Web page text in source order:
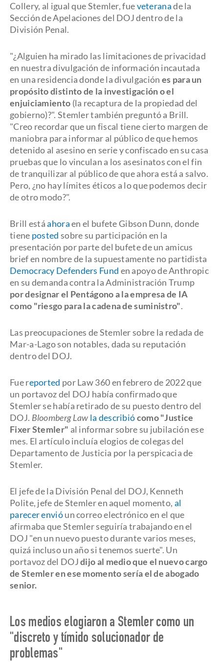
Collery, al igual que Stemler, fueveteranade la
Sección de Apelaciones del DOJ dentro de la
División Penal.
"¿Alguien ha mirado las limitaciones de privacidad
en nuestra divulgación de información incautada
en una residencia donde la divulgación es para un
propósito distinto de la investigación o el
enjuiciamiento (la recaptura de la propiedad del
gobierno)?". Stemler también preguntó a Brill.
"Creo recordar que un fiscal tiene cierto margen de
maniobra para informar al público de que hemos
detenido al asesino en serie y confiscado en su casa
pruebas que lo vinculan a los asesinatos con el fin
de tranquilizar al público de que ahora está a salvo.
Pero, ¿no hay límites éticos a lo que podemos decir
de otro modo?".
Brill estáahoraen el bufete Gibson Dunn, donde
tiene posted sobre su participación en la
presentación por parte del bufete de un amicus
brief en nombre de la supuestamente no partidista
Democracy Defenders Fund en apoyo de Anthropic
en su demanda contra la Administración Trump
por designar el Pentágono a la empresa de IA
como "riesgo para la cadena de suministro".
Las preocupaciones de Stemler sobre la redada de
Mar-a-Lago son notables, dada su reputación
dentro del DOJ.
Fue reported por Law 360 en febrero de 2022 que
un portavoz del DOJ había confirmado que
Stemler se había retirado de su puesto dentro del
DOJ. Bloomberg Law la describiócomo "Justice
Fixer Stemler" al informar sobre su jubilación ese
mes. El artículo incluía elogios de colegas del
Departamento de Justicia por la perspicacia de
Stemler.
El jefe de la División Penal del DOJ, Kenneth
Polite, jefe de Stemler en aquel momento, al
parecer envióun correo electrónico en el que
afirmaba que Stemler seguiría trabajando en el
DOJ "en un nuevo puesto durante varios meses,
quizá incluso un año si tenemos suerte". Un
portavoz del DOJdijo al medio que el nuevo cargo
de Stemler en ese momento sería el de abogado
senior.
Los medios elogiaron a Stemler como un
"discreto y tímido solucionador de
problemas"